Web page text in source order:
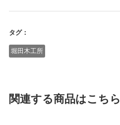
タグ：
堀田木工所
関連する商品はこちら